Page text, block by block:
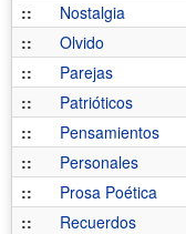
::
Nostalgia
::
Olvido
::
Parejas
::
Patrióticos
::
Pensamientos
::
Personales
::
Prosa Poética
::
Recuerdos